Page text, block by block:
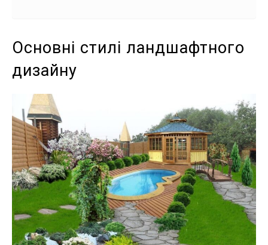
Основні стилі ландшафтного
дизайну